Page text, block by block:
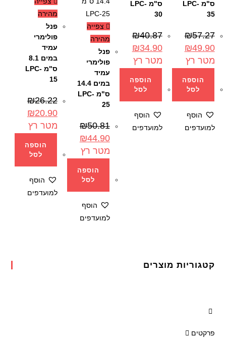
מהירה
פנל
פולימרי
עמיד
במים 8.1
ס"מ LPC-
15
₪26.22
₪20.90
מטר רץ
הוספה
לסל
הוסף
למועדפים
צפייה
מהירה
פנל
פולימרי
עמיד
במים 14.4
ס"מ LPC-
25
₪50.81
₪44.90
מטר רץ
הוספה
לסל
הוסף
למועדפים
ס"מ LPC-
30
₪40.87
₪34.90
מטר רץ
הוספה
לסל
הוסף
למועדפים
ס"מ LPC-
35
₪57.27
₪49.90
מטר רץ
הוספה
לסל
הוסף
למועדפים
קטגוריות מוצרים
פרקטים